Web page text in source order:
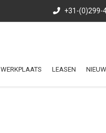
+31-(0)299-
WERKPLAATS LEASEN